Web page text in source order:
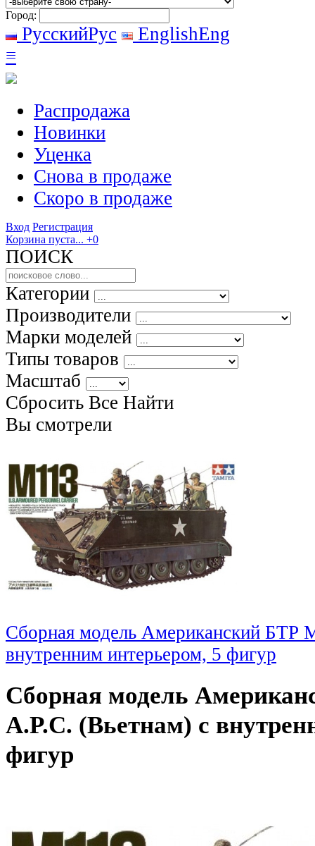
Город:
РусскийРус EnglishEng
≡
Распродажа
Новинки
Уценка
Снова в продаже
Скоро в продаже
Вход Регистрация
Корзина пуста... +0
ПОИСК
Категории
Производители
Марки моделей
Типы товаров
Масштаб
Сбросить Все Найти
Вы смотрели
Сборная модель Американский БТР
внутренним интерьером, 5 фигур
Сборная модель
A.P.C. (Вьетнам) с
фигур